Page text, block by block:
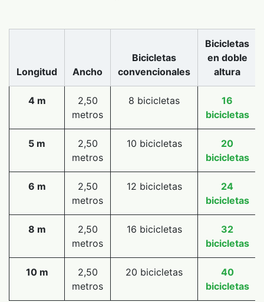
Longitud Ancho
Bicicletas
convencionales
Bicicletas
en doble
altura
4 m
2,50
metros
8 bicicletas
16
bicicletas
5 m
2,50
metros
10 bicicletas
20
bicicletas
6 m
2,50
metros
12 bicicletas
24
bicicletas
8 m
2,50
metros
16 bicicletas
32
bicicletas
10 m
2,50
metros
20 bicicletas
40
bicicletas